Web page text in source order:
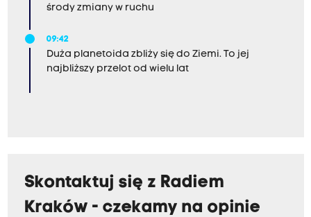
środy zmiany w ruchu
09:42
Duża planetoida zbliży się do Ziemi. To jej
najbliższy przelot od wielu lat
Skontaktuj się z Radiem
Kraków - czekamy na opinie